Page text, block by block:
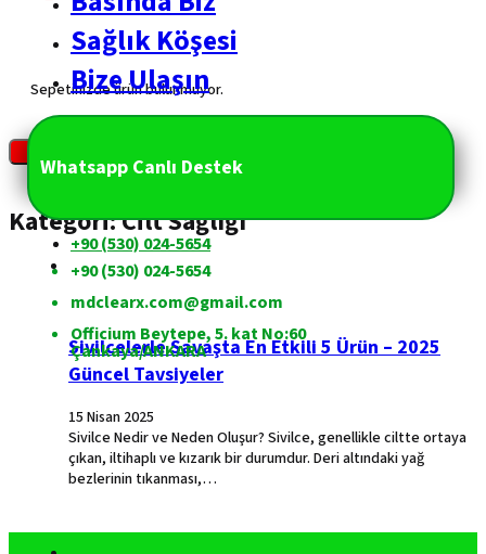
Sepetinizde ürün bulunmuyor.
Sağlık Köşesi
Bize Ulaşın
Whatsapp Canlı Destek
+90 (530) 024-5654
+90 (530) 024-5654
mdclearx.com@gmail.com
Officium Beytepe, 5. kat No:60
Çankaya/ANKARA
Kategori:Cilt Sağlığı
Sivilcelerle Savaşta En Etkili 5 Ürün – 2025
Güncel Tavsiyeler
15 Nisan 2025
Sivilce Nedir ve Neden Oluşur? Sivilce, genellikle ciltte ortaya
çıkan, iltihaplı ve kızarık bir durumdur. Deri altındaki yağ
bezlerinin tıkanması,…